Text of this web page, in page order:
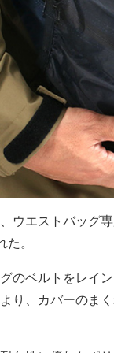
ウエストバッグ
。
のベルトをレイ
り、カバーのま